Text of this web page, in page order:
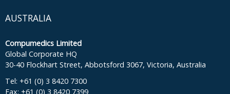
AUSTRALIA
Compumedics Limited
Global Corporate HQ
30-40 Flockhart Street, Abbotsford 3067, Victoria, Australia
Tel: +61 (0) 3 8420 7300
Fax: +61 (0) 3 8420 7399